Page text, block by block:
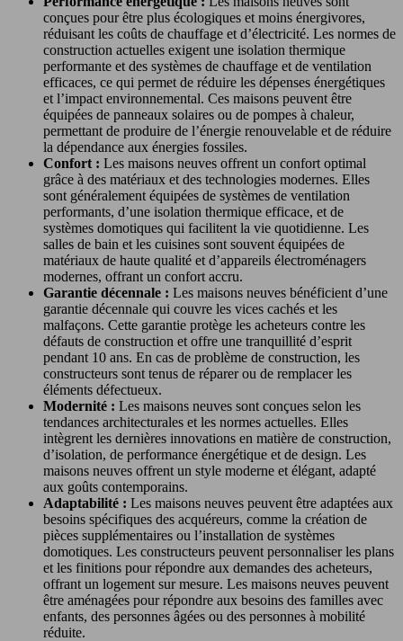
conçues pour être plus écologiques et moins énergivores,
réduisant les coûts de chauffage et d’électricité. Les normes de
construction actuelles exigent une isolation thermique
performante et des systèmes de chauffage et de ventilation
efficaces, ce qui permet de réduire les dépenses énergétiques
et l’impact environnemental. Ces maisons peuvent être
équipées de panneaux solaires ou de pompes à chaleur,
permettant de produire de l’énergie renouvelable et de réduire
la dépendance aux énergies fossiles.
Confort : Les maisons neuves offrent un confort optimal
grâce à des matériaux et des technologies modernes. Elles
sont généralement équipées de systèmes de ventilation
performants, d’une isolation thermique efficace, et de
systèmes domotiques qui facilitent la vie quotidienne. Les
salles de bain et les cuisines sont souvent équipées de
matériaux de haute qualité et d’appareils électroménagers
modernes, offrant un confort accru.
Garantie décennale : Les maisons neuves bénéficient d’une
garantie décennale qui couvre les vices cachés et les
malfaçons. Cette garantie protège les acheteurs contre les
défauts de construction et offre une tranquillité d’esprit
pendant 10 ans. En cas de problème de construction, les
constructeurs sont tenus de réparer ou de remplacer les
éléments défectueux.
Modernité : Les maisons neuves sont conçues selon les
tendances architecturales et les normes actuelles. Elles
intègrent les dernières innovations en matière de construction,
d’isolation, de performance énergétique et de design. Les
maisons neuves offrent un style moderne et élégant, adapté
aux goûts contemporains.
Adaptabilité : Les maisons neuves peuvent être adaptées aux
besoins spécifiques des acquéreurs, comme la création de
pièces supplémentaires ou l’installation de systèmes
domotiques. Les constructeurs peuvent personnaliser les plans
et les finitions pour répondre aux demandes des acheteurs,
offrant un logement sur mesure. Les maisons neuves peuvent
être aménagées pour répondre aux besoins des familles avec
enfants, des personnes âgées ou des personnes à mobilité
réduite.